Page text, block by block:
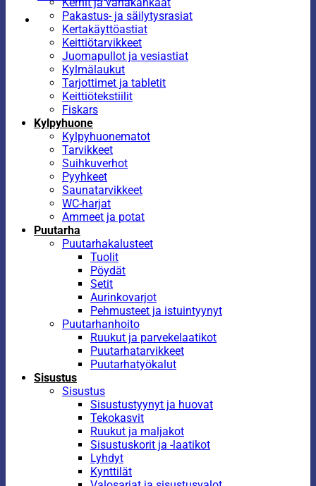
Pakastus- ja säilytysrasiat
Kertakäyttöastiat
Keittiötarvikkeet
Juomapullot ja vesiastiat
Kylmälaukut
Tarjottimet ja tabletit
Keittiötekstiilit
Fiskars
Kylpyhuone
Kylpyhuonematot
Tarvikkeet
Suihkuverhot
Pyyhkeet
Saunatarvikkeet
WC-harjat
Ammeet ja potat
Puutarha
Puutarhakalusteet
Tuolit
Pöydät
Setit
Aurinkovarjot
Pehmusteet ja istuintyynyt
Puutarhanhoito
Ruukut ja parvekelaatikot
Puutarhatarvikkeet
Puutarhatyökalut
Sisustus
Sisustus
Sisustustyynyt ja huovat
Tekokasvit
Ruukut ja maljakot
Sisustuskorit ja -laatikot
Lyhdyt
Kynttilät